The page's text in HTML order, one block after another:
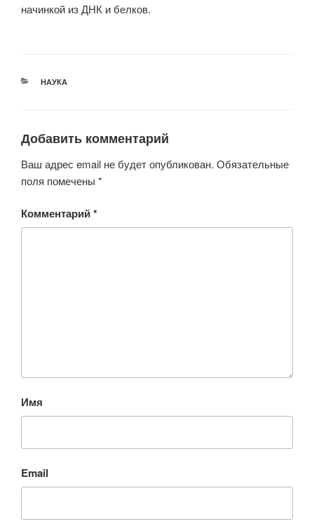
начинкой из ДНК и белков.
РУБРИКИ
НАУКА
Добавить комментарий
Ваш адрес email не будет опубликован. Обязательные
поля помечены *
Комментарий*
Имя
Email